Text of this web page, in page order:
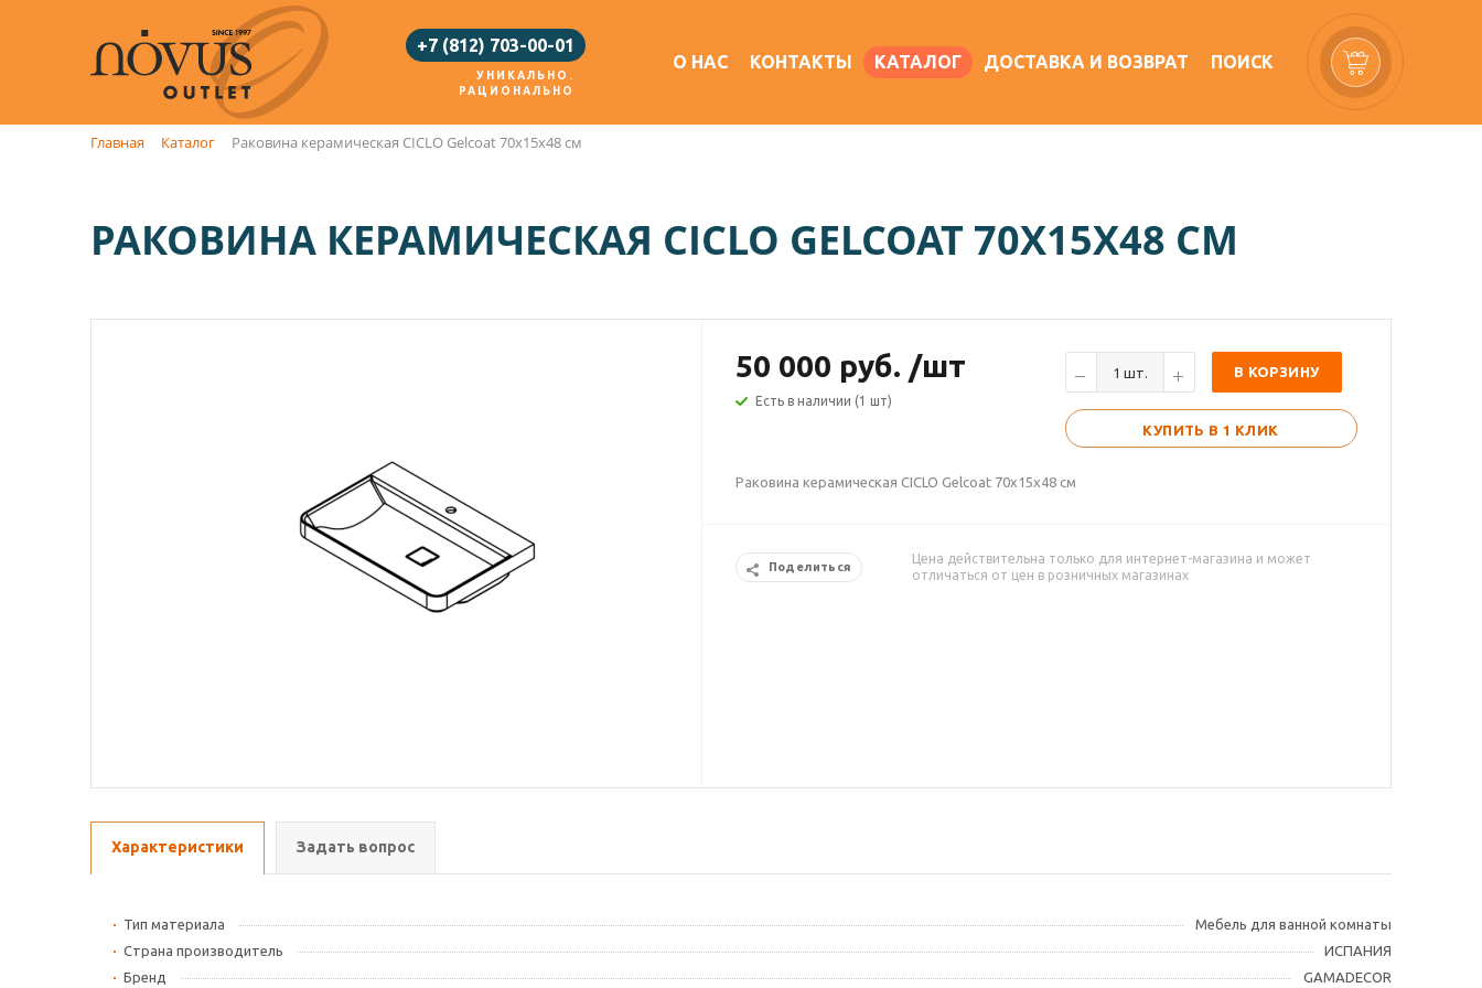
+7 (812) 703-00-01
УНИКАЛЬНО.
РАЦИОНАЛЬНО
О НАС КОНТАКТЫ КАТАЛОГ ДОСТАВКА И ВОЗВРАТ ПОИСК
Главная Каталог Раковина керамическая CICLO Gelcoat 70x15x48 см
РАКОВИНА КЕРАМИЧЕСКАЯ CICLO GELCOAT 70X15X48 СМ
50 000 руб. /шт
Есть в наличии (1 шт)
В КОРЗИНУ
КУПИТЬ В 1 КЛИК
Раковина керамическая CICLO Gelcoat 70x15x48 см
Поделиться
Цена действительна только для интернет-магазина и может
отличаться от цен в розничных магазинах
Характеристики Задать вопрос
Тип материала
Мебель для ванной комнаты
Страна производитель
ИСПАНИЯ
Бренд
GAMADECOR